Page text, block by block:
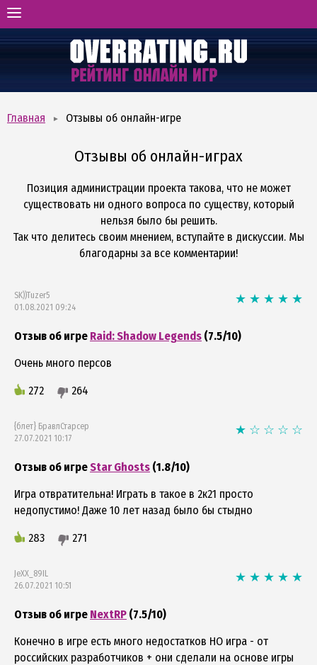
РЕЙТИНГ ОНЛАЙН-ИГР
ВИДЫ И ЖАНРЫ
БОНУСХАНТИНГ
Главная Отзывы об онлайн-игре
Отзывы об онлайн-играх
Позиция администрации проекта такова, что не может
существовать ни одного вопроса по существу, который
нельзя было бы решить.
Так что делитесь своим мнением, вступайте в дискуссии. Мы
благодарны за все комментарии!
SK))Tuzer5
01.08.2021 09:24
Отзыв об игре Raid: Shadow Legends (7.5/10)
Очень много персов
272 264
{блет} БравлСтарсер
27.07.2021 10:17
Отзыв об игреStar Ghosts (1.8/10)
Игра отвратительна! Играть в такое в 2к21 просто
недопустимо! Даже 10 лет назад было бы стыдно
283 271
JeXX_89IL
26.07.2021 10:51
Отзыв об игре NextRP (7.5/10)
Конечно в игре есть много недостатков НО игра - от
российских разработчиков + они сделали на основе игры